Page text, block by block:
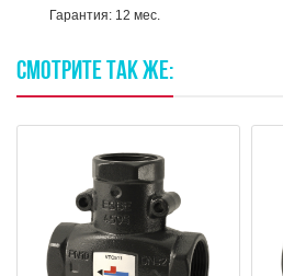
Гарантия: 12 мес.
СМОТРИТЕ ТАКЖЕ: